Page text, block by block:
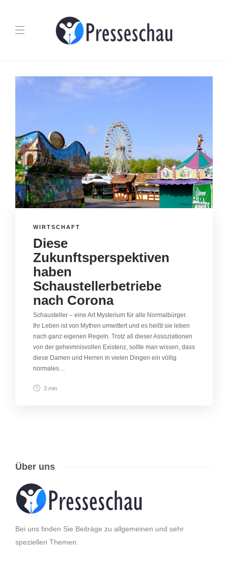
WIRTSCHAFT
Diese
Zukunftsperspektiven
haben
Schaustellerbetriebe
nach Corona
Schausteller – eine Art Mysterium für alle Normalbürger.
Ihr Leben ist von Mythen umwittert und es heißt sie leben
nach ganz eigenen Regeln. Trotz all dieser Assoziationen
von der geheimnisvollen Existenz, sollte man wissen, dass
diese Damen und Herren in vielen Dingen ein völlig
normales…
3 min
Über uns
Bei uns finden Sie Beiträge zu allgemeinen und sehr
speziellen Themen.